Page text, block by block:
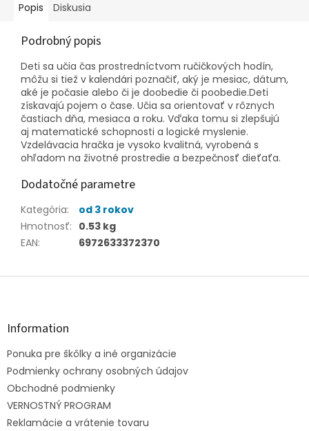
Popis Diskusia
Podrobný popis
Deti sa učia čas prostredníctvom ručičkových hodín,
môžu si tiež v kalendári poznačiť, aký je mesiac, dátum,
aké je počasie alebo či je doobedie či poobedie.Deti
získavajú pojem o čase. Učia sa orientovať v rôznych
častiach dňa, mesiaca a roku. Vďaka tomu si zlepšujú
aj matematické schopnosti a logické myslenie.
Vzdelávacia hračka je vysoko kvalitná, vyrobená s
ohľadom na životné prostredie a bezpečnosť dieťaťa.
Dodatočné parametre
Kategória:
od 3 rokov
Hmotnosť: 0.53 kg
EAN: 6972633372370
Z
Information
Ponuka pre škôlky a iné organizácie
Podmienky ochrany osobných údajov
Obchodné podmienky
VERNOSTNÝ PROGRAM
Reklamácie a vrátenie tovaru